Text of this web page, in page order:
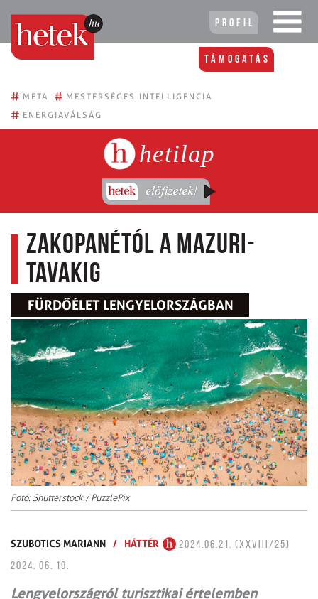
Profil
Támogatás
# META # MESTERSÉGES INTELLIGENCIA
# ENERGIAVÁLSÁG
hetilap
Zakopanétól a Mazuri-
tavakig
FÜRDŐÉLET LENGYELORSZÁGBAN
Fotó: Shutterstock / PuzzlePix
SZUBOTICS MARIANN / HÁTTÉR
2024.06.21. (XXVIII/25)
2024. 06. 19.
Lengyelországról turisztikai értelemben